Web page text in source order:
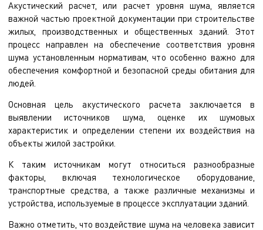
Акустический расчет, или расчет уровня шума, является
важной частью проектной документации при строительстве
жилых, производственных и общественных зданий. Этот
процесс направлен на обеспечение соответствия уровня
шума установленным нормативам, что особенно важно для
обеспечения комфортной и безопасной среды обитания для
людей.
Основная цель акустического расчета заключается в
выявлении источников шума, оценке их шумовых
характеристик и определении степени их воздействия на
объекты жилой застройки.
К таким источникам могут относиться разнообразные
факторы, включая технологическое оборудование,
транспортные средства, а также различные механизмы и
устройства, используемые в процессе эксплуатации зданий.
Важно отметить, что воздействие шума на человека зависит